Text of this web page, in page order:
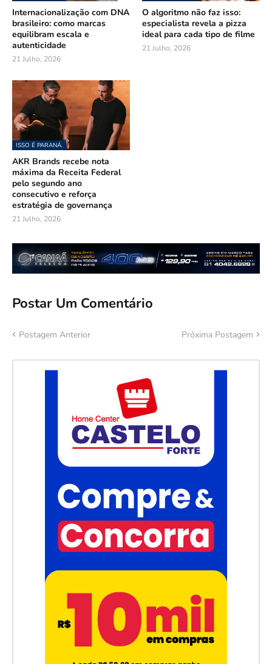
Internacionalização com DNA
brasileiro: como marcas
equilibram escala e
autenticidade
21 Julho, 2026
O algoritmo não faz isso:
especialista revela a pizza
ideal para cada tipo de filme
21 Julho, 2026
ISSO É PARANÁ.
AKR Brands recebe nota
máxima da Receita Federal
pelo segundo ano
consecutivo e reforça
estratégia de governança
21 Julho, 2026
Postar Um Comentário
Postagem Anterior Próxima Postagem